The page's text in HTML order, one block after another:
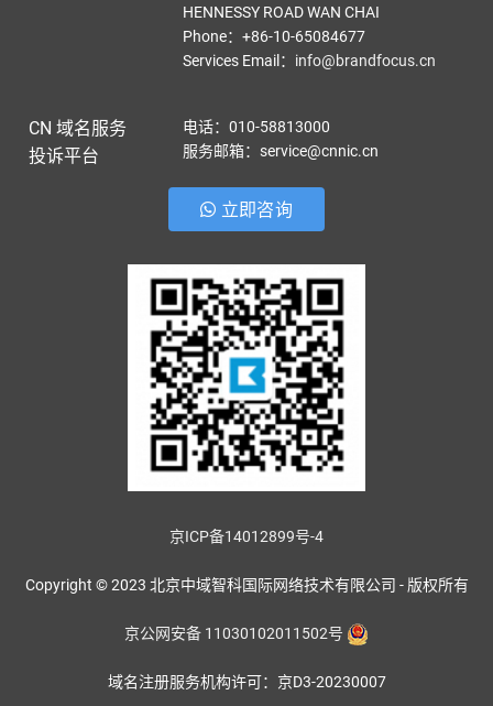
HENNESSY ROAD WAN CHAI
Phone：+86-10-65084677
Services Email ： info@brandfocus.cn
CN 域名服务
投诉平台
电话：010-58813000
服务邮箱：service@cnnic.cn
立即咨询
京ICP备14012899号-4
Copyright © 2023 北京中域智科国际网络技术有限公司 - 版权所有
京公网安备 11030102011502号
域名注册服务机构许可：京D3-20230007